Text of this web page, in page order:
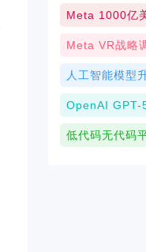
Meta 1000亿
Meta VR战略
人工智能模型
OpenAI GPT-
低代码无代码